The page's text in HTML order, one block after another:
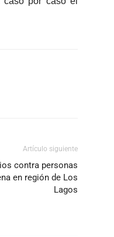
Artículo siguiente
contra personas
en región de Los
Lagos